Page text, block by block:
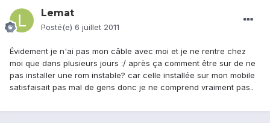
Lemat
Posté(e) 6 juillet 2011
Évidement je n'ai pas mon câble avec moi et je ne rentre chez
moi que dans plusieurs jours :/ après ça comment être sur de ne
pas installer une rom instable? car celle installée sur mon mobile
satisfaisait pas mal de gens donc je ne comprend vraiment pas..